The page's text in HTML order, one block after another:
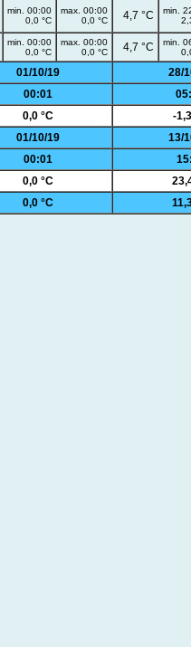
min. 00:00
0,0 °C
max. 00:00
0,0 °C
4,7 °C
min.
min. 00:00
0,0 °C
max. 00:00
0,0 °C
4,7 °C
min.
01/10/19 28/
00:01
0,0 °C -
01/10/19 13/
00:01
0,0 °C
0,0 °C